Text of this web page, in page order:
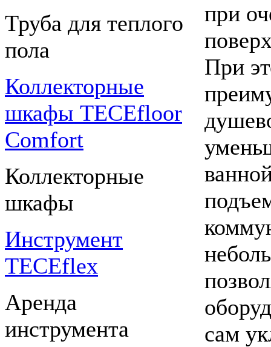
Труба для теплого
пола
Коллекторные
шкафы TECEfloor
Comfort
Коллекторные
шкафы
Инструмент
TECEflex
Аренда
инструмента
при
При
сам